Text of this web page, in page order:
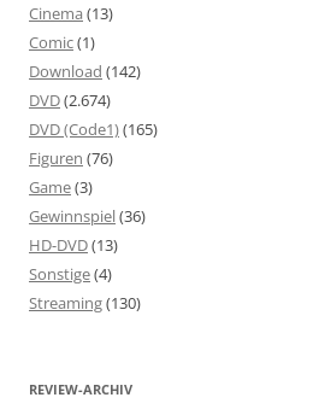
Cinema (13)
Comic(1)
Download (142)
DVD(2.674)
DVD (Code1)(165)
Figuren (76)
Game(3)
Gewinnspiel(36)
HD-DVD(13)
Sonstige(4)
Streaming(130)
REVIEW-ARCHIV